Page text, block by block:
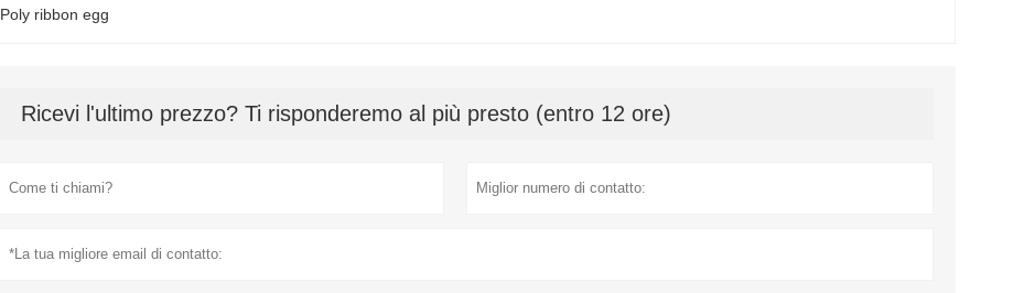
Poly ribbon egg
Ricevi l'ultimo prezzo? Ti risponderemo al più presto (entro 12 ore)